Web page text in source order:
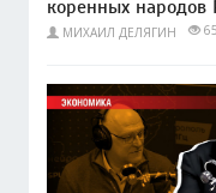
коренных народов
МИХАИЛ ДЕЛЯГИН